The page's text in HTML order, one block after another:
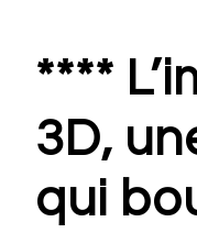
****
3D,
qui